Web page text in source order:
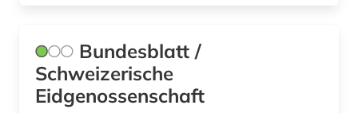
museumslandschaft hessen kassel (1)
münster (1)
münze (8)
Bundesblatt /
Schweizerische
Eidgenossenschaft